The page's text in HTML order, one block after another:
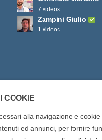
7 videos
Zampini Giulio
1 videos
COOKIE
alla navigazione e
ed annunci, per fornire